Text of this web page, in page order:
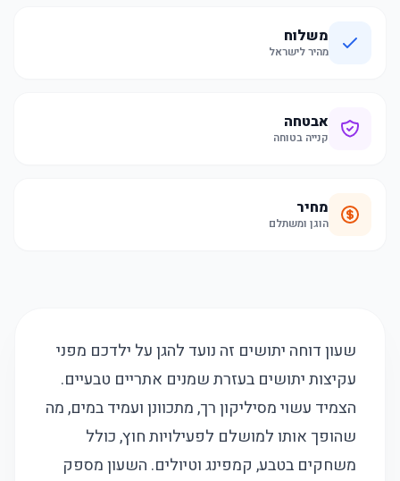
משלוח
מהיר לישראל
אבטחה
קנייה בטוחה
מחיר
הוגן ומשתלם
שעון דוחה יתושים זה נועד להגן על ילדכם מפני
עקיצות יתושים בעזרת שמנים אתריים טבעיים.
הצמיד עשוי מסיליקון רך, מתכוונן ועמיד במים, מה
שהופך אותו למושלם לפעילויות חוץ, כולל
משחקים בטבע, קמפינג וטיולים. השעון מספק